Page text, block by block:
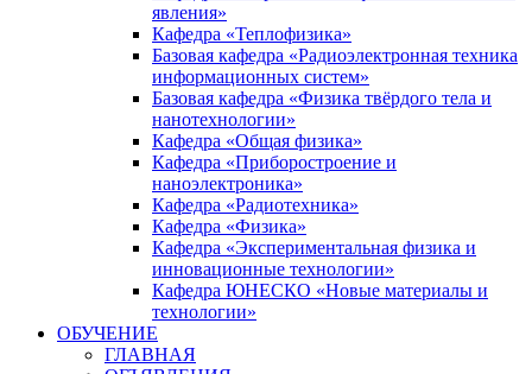
явления»
Кафедра «Теплофизика»
Базовая кафедра «Радиоэлектронная техника
информационных систем»
Базовая кафедра «Физика твёрдого тела и
нанотехнологии»
Кафедра «Общая физика»
Кафедра «Приборостроение и
наноэлектроника»
Кафедра «Радиотехника»
Кафедра «Физика»
Кафедра «Экспериментальная физика и
инновационные технологии»
Кафедра ЮНЕСКО «Новые материалы и
технологии»
ОБУЧЕНИЕ
ГЛАВНАЯ